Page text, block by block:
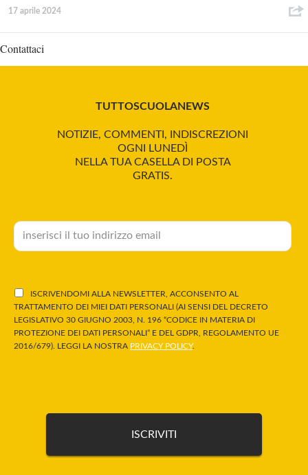
17 aprile 2024
Contattaci
TUTTOSCUOLANEWS
NOTIZIE, COMMENTI, INDISCREZIONI
OGNI LUNEDÌ
NELLA TUA CASELLA DI POSTA
GRATIS.
ISCRIVENDOMI ALLA NEWSLETTER, ACCONSENTO AL
TRATTAMENTO DEI MIEI DATI PERSONALI (AI SENSI DEL DECRETO
LEGISLATIVO 30 GIUGNO 2003, N. 196 “CODICE IN MATERIA DI
PROTEZIONE DEI DATI PERSONALI” E DEL GDPR, REGOLAMENTO UE
2016/679). LEGGI LA NOSTRA PRIVACY POLICY.